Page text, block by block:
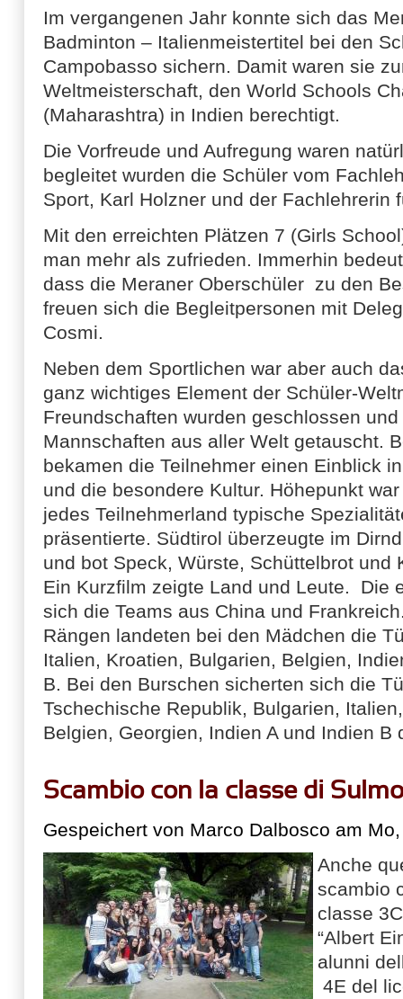
Im vergangenen Jahr konnte sich das
Badminton – Italienmeistertitel bei den
Campobasso sichern. Damit waren sie
Weltmeisterschaft, den World Schools
(Maharashtra) in Indien berechtigt.
Die Vorfreude und Aufregung waren
begleitet wurden die Schüler vom
Sport, Karl Holzner und der Fachlehrerin
Mit den erreichten Plätzen 7 (Girls
man mehr als zufrieden. Immerhin
dass die Meraner Oberschüler zu den
freuen sich die Begleitpersonen mit
Cosmi.
Neben dem Sportlichen war aber auch
ganz wichtiges Element der Schüler-
Freundschaften wurden geschlossen
Mannschaften aus aller Welt getauscht.
bekamen die Teilnehmer einen Einblick
und die besondere Kultur. Höhepunkt
jedes Teilnehmerland typische
präsentierte. Südtirol überzeugte im
und bot Speck, Würste, Schüttelbrot und
Ein Kurzfilm zeigte Land und Leute. Die
sich die Teams aus China und
Rängen landeten bei den Mädchen die
Italien, Kroatien, Bulgarien, Belgien,
B. Bei den Burschen sicherten sich die
Tschechische Republik, Bulgarien,
Belgien, Georgien, Indien A und Indien B
Scambio con la classe di
Gespeichert von Marco Dalbosco am
Anche
scambio
classe
“Albert
alunni
4E del